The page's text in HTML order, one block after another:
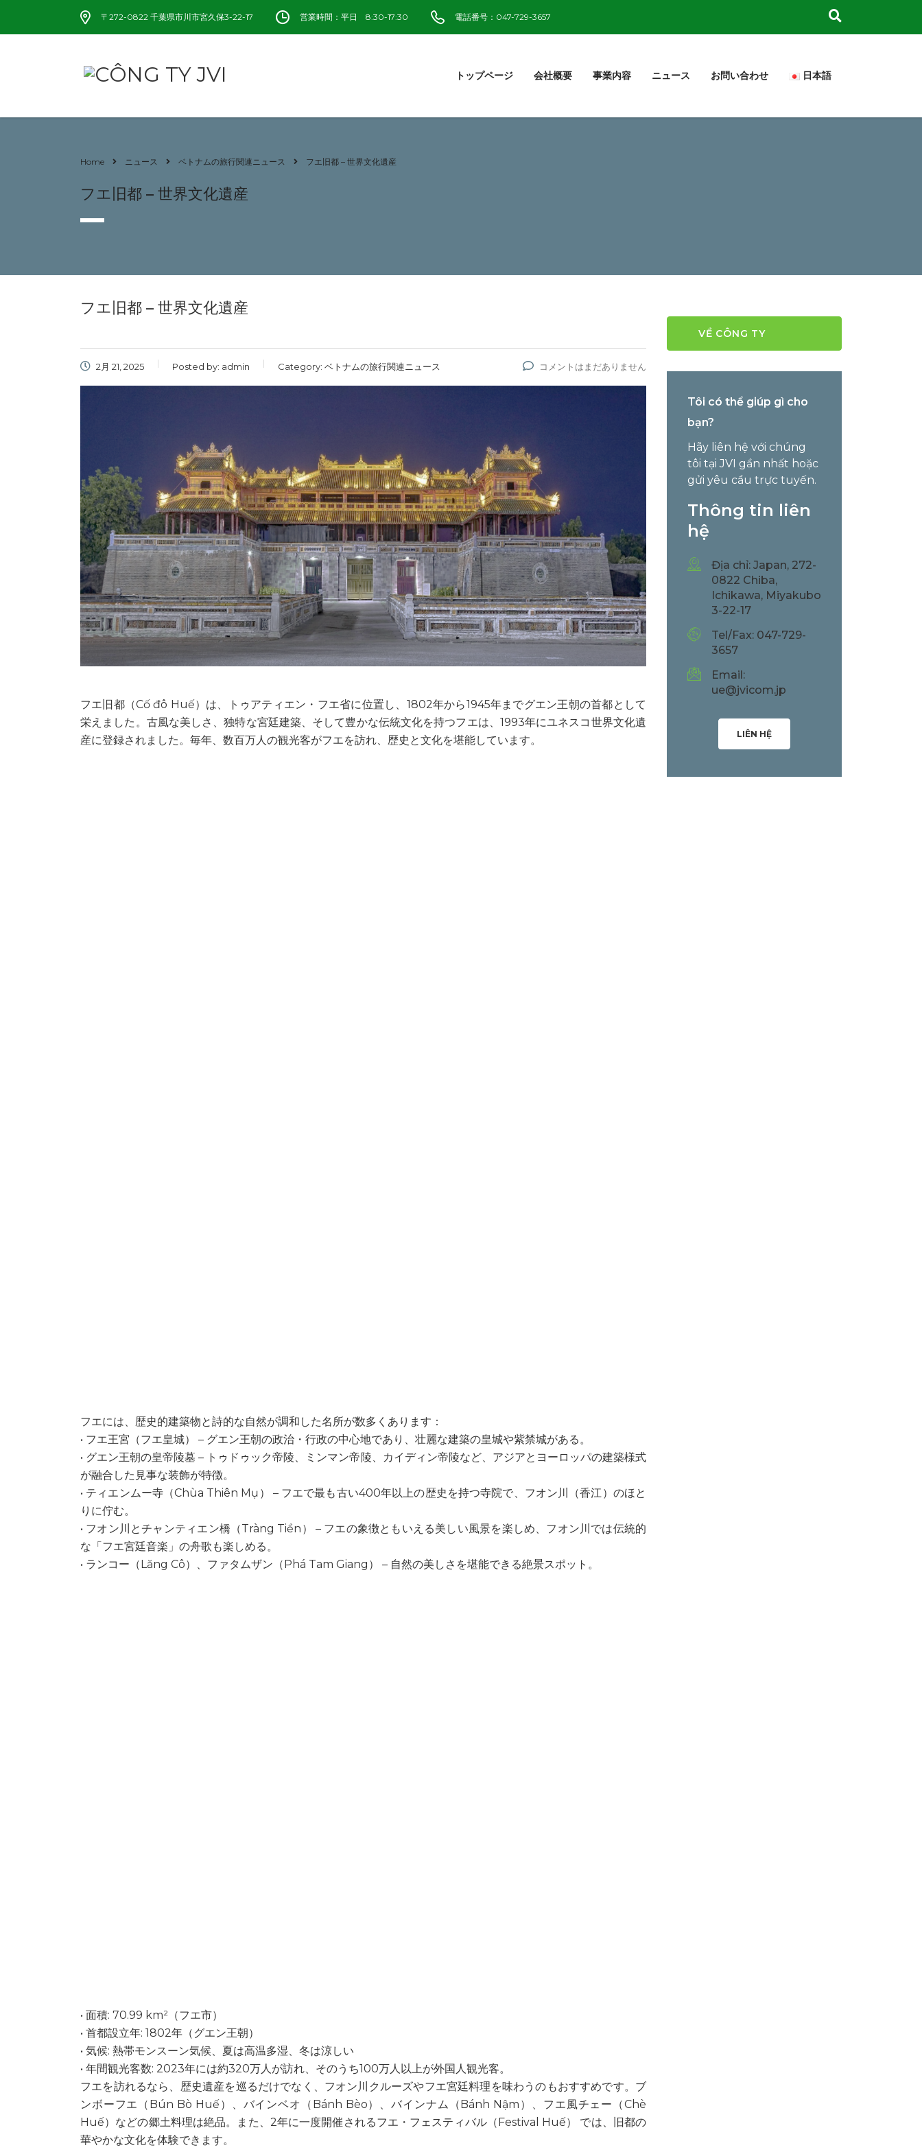
〒272-0822 千葉県市川市宮久保3-22-17 営業時間：平日 8:30-17:30 電話番号：047-729-3657
トップページ 会社概要 事業内容 ニュース お問い合わせ 日本語
Home ニュース ベトナムの旅行関連ニュース フエ旧都 – 世界文化遺産
フエ旧都 – 世界文化遺産
フエ旧都 – 世界文化遺産
2月 21, 2025 Posted by: admin Category: ベトナムの旅行関連ニュース コメントはまだありません
フエ旧都（Cố đô Huế）は、トゥアティエン・フエ省に位置し、1802年から1945年までグエン王朝の首都として
栄えました。古風な美しさ、独特な宮廷建築、そして豊かな伝統文化を持つフエは、1993年にユネスコ世界文化遺
産に登録されました。毎年、数百万人の観光客がフエを訪れ、歴史と文化を堪能しています。
フエには、歴史的建築物と詩的な自然が調和した名所が数多くあります：
• フエ王宮（フエ皇城） – グエン王朝の政治・行政の中心地であり、壮麗な建築の皇城や紫禁城がある。
• グエン王朝の皇帝陵墓 – トゥドゥック帝陵、ミンマン帝陵、カイディン帝陵など、アジアとヨーロッパの建築様式
が融合した見事な装飾が特徴。
• ティエンムー寺（Chùa Thiên Mụ） – フエで最も古い400年以上の歴史を持つ寺院で、フオン川（香江）のほと
りに佇む。
• フオン川とチャンティエン橋（Tràng Tiền） – フエの象徴ともいえる美しい風景を楽しめ、フオン川では伝統的
な「フエ宮廷音楽」の舟歌も楽しめる。
• ランコー（Lăng Cô）、ファタムザン（Phá Tam Giang） – 自然の美しさを堪能できる絶景スポット。
• 面積: 70.99 km²（フエ市）
• 首都設立年: 1802年（グエン王朝）
• 気候: 熱帯モンスーン気候、夏は高温多湿、冬は涼しい
• 年間観光客数: 2023年には約320万人が訪れ、そのうち100万人以上が外国人観光客。
フエを訪れるなら、歴史遺産を巡るだけでなく、フオン川クルーズやフエ宮廷料理を味わうのもおすすめです。ブ
ンボーフエ（Bún Bò Huế）、バインベオ（Bánh Bèo）、バインナム（Bánh Nậm）、フエ風チェー（Chè
Huế）などの郷土料理は絶品。また、2年に一度開催されるフエ・フェスティバル（Festival Huế） では、旧都の
華やかな文化を体験できます。
VỀ CÔNG TY
Tôi có thể giúp gì cho
bạn?
Hãy liên hệ với chúng
tôi tại JVI gần nhất hoặc
gửi yêu cầu trực tuyến.
Thông tin liên
hệ
Địa chỉ: Japan, 272-
0822 Chiba,
Ichikawa, Miyakubo
3-22-17
Tel/Fax: 047-729-
3657
Email:
ue@jvicom.jp
LIÊN HỆ